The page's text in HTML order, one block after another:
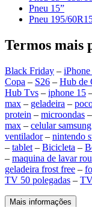
Pneu 15”
Pneu 195/
Termos mais
Black Friday –
Copa – S26 – Hub de
Hub Tvs – iphone 15
max – geladeira –
protein – microondas –
max – celular samsung
ventilador– nintendo
– tablet – Bicicleta –
– maquina de lavar
geladeira frost free –
TV 50 polegadas –
Mais informações